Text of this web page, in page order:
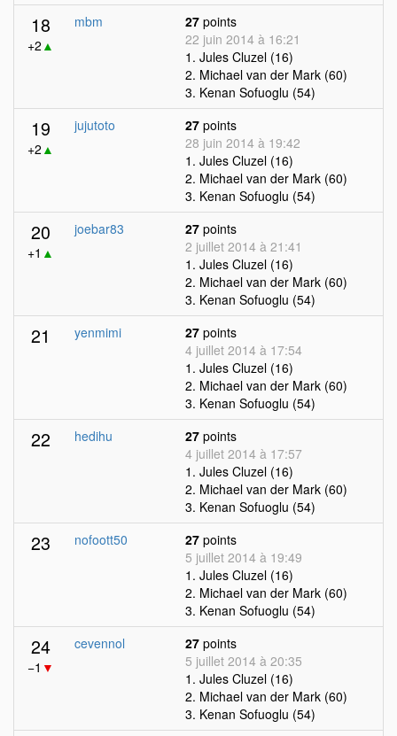
18
+2 ▲
mbm 27 points
22 juin 2014 à 16:21
1. Jules Cluzel (16)
2. Michael van der Mark (60)
3. Kenan Sofuoglu (54)
19
+2 ▲
jujutoto 27 points
28 juin 2014 à 19:42
1. Jules Cluzel (16)
2. Michael van der Mark (60)
3. Kenan Sofuoglu (54)
20
+1 ▲
joebar83 27 points
2 juillet 2014 à 21:41
1. Jules Cluzel (16)
2. Michael van der Mark (60)
3. Kenan Sofuoglu (54)
21 yenmimi 27 points
4 juillet 2014 à 17:54
1. Jules Cluzel (16)
2. Michael van der Mark (60)
3. Kenan Sofuoglu (54)
22 hedihu 27 points
4 juillet 2014 à 17:57
1. Jules Cluzel (16)
2. Michael van der Mark (60)
3. Kenan Sofuoglu (54)
23 nofoott50 27 points
5 juillet 2014 à 19:49
1. Jules Cluzel (16)
2. Michael van der Mark (60)
3. Kenan Sofuoglu (54)
24
−1 ▼
cevennol 27 points
5 juillet 2014 à 20:35
1. Jules Cluzel (16)
2. Michael van der Mark (60)
3. Kenan Sofuoglu (54)